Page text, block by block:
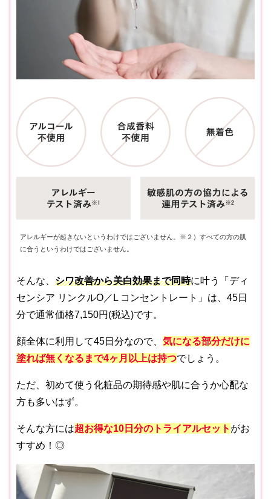
アレルギーが起きないというわけではございません。※２）すべての方の肌
に合うというわけではございません。
そんな、 シワ改善から美白効果まで同時に叶う「ディ
センシア リンクルO／L コンセントレート」は、45日
分で通常価格7,150円(税込)です。
顔全体に利用して45日分なので、 気になる部分だけに
塗れば無くなるまで4ヶ月以上は持つでしょう。
ただ、初めて使う化粧品の期待感や肌に合うか心配な
方も多いはず。
そんな方には超お得な10日分のトライアルセット がお
すすめ！◎